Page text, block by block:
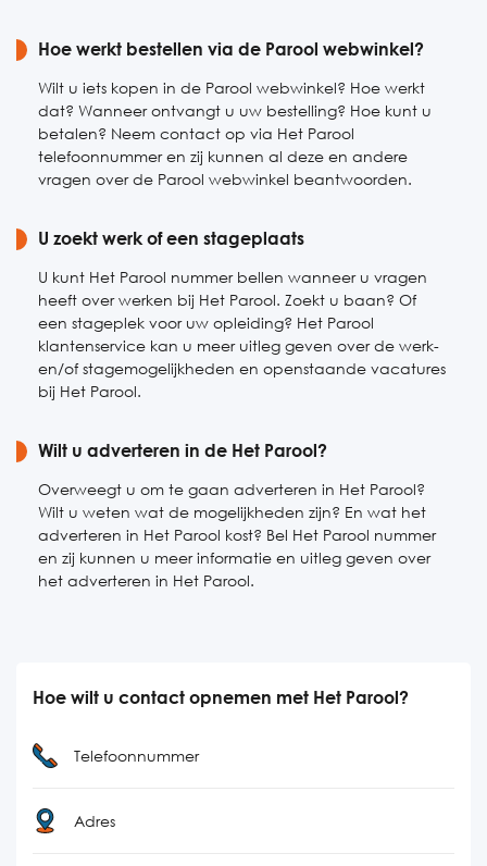
Hoe werkt bestellen via de Parool webwinkel?
Wilt u iets kopen in de Parool webwinkel? Hoe werkt
dat? Wanneer ontvangt u uw bestelling? Hoe kunt u
betalen? Neem contact op via Het Parool
telefoonnummer en zij kunnen al deze en andere
vragen over de Parool webwinkel beantwoorden.
U zoekt werk of een stageplaats
U kunt Het Parool nummer bellen wanneer u vragen
heeft over werken bij Het Parool. Zoekt u baan? Of
een stageplek voor uw opleiding? Het Parool
klantenservice kan u meer uitleg geven over de werk-
en/of stagemogelijkheden en openstaande vacatures
bij Het Parool.
Wilt u adverteren in de Het Parool?
Overweegt u om te gaan adverteren in Het Parool?
Wilt u weten wat de mogelijkheden zijn? En wat het
adverteren in Het Parool kost? Bel Het Parool nummer
en zij kunnen u meer informatie en uitleg geven over
het adverteren in Het Parool.
Hoe wilt u contact opnemen met Het Parool?
Telefoonnummer
Adres